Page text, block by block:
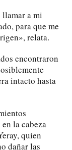
a mi
para que me
relata.
encontraron
intacto hasta
la cabeza
quien
dañar las